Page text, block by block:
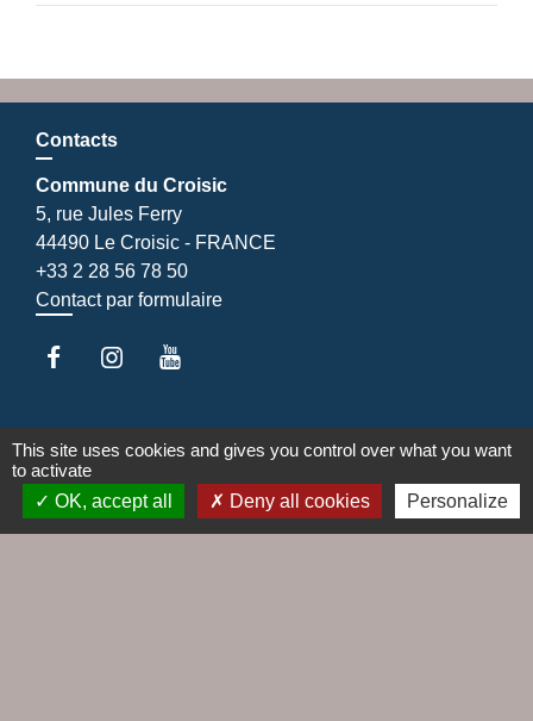
Contacts
Commune du Croisic
5, rue Jules Ferry
44490 Le Croisic - FRANCE
+33 2 28 56 78 50
Contact par formulaire
Liens
Agence EDF
Cap Altantique
This site uses cookies and gives you control over what you want
to activate
OK, accept all
Deny all cookies Personalize